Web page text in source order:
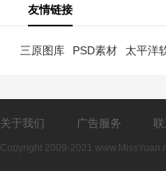
友情链接
三原图库 PSD素材 太平洋
关于我们 广告服务
Copyright 2009-2021